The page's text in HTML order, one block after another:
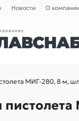
Новости О компании
МИГ-280, 8 м,